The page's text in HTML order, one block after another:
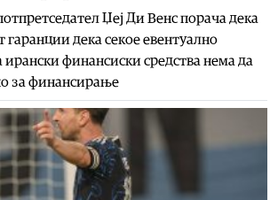
Џеј Ди Венс порача дека
гаранции дека секое евентуално
финансиски средства нема да
за финансирање